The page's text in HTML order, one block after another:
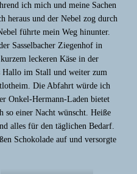
ich mich und meine Sachen
heraus und der Nebel zog durch
führte mein Weg hinunter.
Sasselbacher Ziegenhof in
leckeren Käse in der
Hallo im Stall und weiter zum
Die Abfahrt würde ich
Onkel-Hermann-Laden bietet
so einer Nacht wünscht. Heiße
alles für den täglichen Bedarf.
Schokolade auf und versorgte